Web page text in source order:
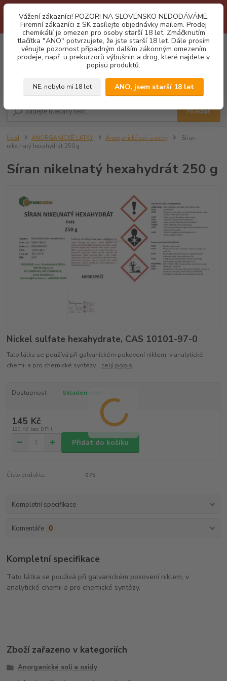
je neustálé porušování obchodních podmínek. Firemní zájemci o naše
produkty z SK zasílejte objednávky mailovou cestou. Děkujeme!
Vážení zákazníci! POZOR! NA SLOVENSKO NEDODÁVÁME.
Firemní zákazníci z SK zasílejte objednávky mailem. Prodej
chemikálií je omezen pro osoby starší 18 let. Zmáčknutím
tlačítka "ANO" potvrzujete, že jste starší 18 let. Dále prosím
věnujte pozornost případným dalším zákonným omezením
prodeje, např. u prekurzorů výbušnin a drog, které najdete v
popisu produktů.
NE, nebylo mi 18 let ANO, jsem starší 18 let
Menu
CZK
Hledat
0
za0,00 Kč
Úvod ANORGANICKÉ LÁTKY Anorganické soli a oxidy
Síran
nikelnatý hexahydrát 250 g
Síran nikelnatý hexahydrát 250 g
Nickel sulfate hexahydrate, CAS 10101-97-0
Tato látka se používá při galvanickém pokovení niklem, v analytické
chemii a pro chemické syntézy. celý popis
Dostupnost Skladem 986
145 Kč
120 Kč bez DPH
Přidat do košíku
Číslo produktu: 075
Kompletní specifikace
Komentáře 0
Kompletní specifikace
Tato látka se používá při galvanickém pokovení niklem, v
analytické chemii a pro chemické syntézy.
Zboží zařazeno v kategoriích
Anorganické soli a oxidy